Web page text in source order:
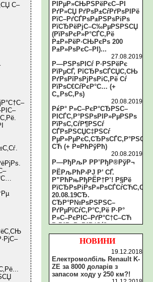
РІРµР»СЊРЅРёРєС–РІ
РґР»СЏ РґРѕР±СѓРґРѕРІРё
РїС–РґСЃРѕР±РЅРѕРіРѕ
РїСЂРёРјС–С‰РµРЅРЅСЏ
(РїРѕРєР»Р°СЃС‚Рё
Р±Р»РёР·СЊРєРѕ 200
Р±Р»РѕРєС–РІ)...
27.08.2019
Р—РЅРѕРІСѓ Р·РЅРёРє
РїРµСЃ, РїСЂРѕСЃСЏС‚СЊ
РґРѕРїРѕРјРѕРіС‚Рё Сѓ
РїРѕС€СѓРєР°С… (+
С„РѕС‚Рѕ)
20.08.2019
РќР° Р»С–РєР°СЂРЅС–
РІСЃС‚Р°РЅРѕРІР»РµРЅРѕ
РїРѕС‚СѓР¶РЅСѓ
СЃРѕРЅСЏС‡РЅСѓ
РµР»РµРєС‚СЂРѕСЃС‚Р°РЅС†С–
СЋ (+ Р¤РћРўРћ)
20.08.2019
Р—РђРљР РР’РђР®РўР¬
РЁРљРћР›РЈ Р’ СЃ.
Р”РћРњРђРЁР†Р’! Р§Рё
РїСЂРѕРіРѕР»РѕСЃСѓСЋС‚СЊ
20.08.19СЂ.
СЂР°Р№РѕРЅРЅС–
РґРµРїСѓС‚Р°С‚Рё Р·Р°
Р»С–РєРІС–РґР°С†С–СЋ
Р·Р°РєР»Р°РґСѓ?
20.08.2019
Рў.Р·РІ. СЂР°Р№СЂР°РґР°
РїСЂРѕС†РµСЃ Р»С–РєРІС–
РґР°С†С–С—
СЂР°Р№РѕРЅРєРё С‚Р°
Р»РёС€
НОВИНИ
19.12.2018
Електромолбіль Renault K-
ZE за 8000 доларів з
запасом ходу у 250 км?!
С–